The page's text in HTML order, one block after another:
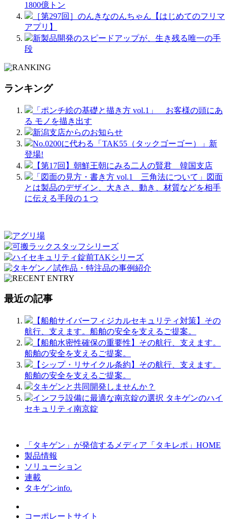
1800億トン
［第297回］のんきなのんちゃん【はじめてのフリマ
アプリ】
新製品開発のスピードアップが、生き残る唯一の手
段
ランキング
「ポンチ絵の基礎と描き方 vol.1」 お客様の頭にあ
る モノを描き出す
新潟支店からのお知らせ
No.0200に代わる「TAK55（タックゴーゴー）」新
登場!
【第17回】朝鮮王朝にみる二人の賢君 韓国支店
「図面の見方・書き方 vol.1 三角法について」図面
とは製品のデザイン、大きさ、動き、材質などを相手
に伝える手段の１つ
最近の記事
【船舶サイバーフィジカルセキュリティ対策】その
航行、支えます。船舶の安全を支えるご提案。
【船舶水密性確保の重要性】その航行、支えます。
船舶の安全を支えるご提案。
【シップ・リサイクル条約】その航行、支えます。
船舶の安全を支えるご提案。
タキゲンと共同開発しませんか？
インフラ設備に最適な南京錠の選択 タキゲンのハイ
セキュリティ南京錠
「タキゲン」が発信するメディア「タキレポ」HOME
製品情報
ソリューション
連載
タキゲンinfo.
コーポレートサイト